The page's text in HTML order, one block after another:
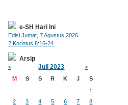
e-SH Hari Ini
Edisi Jumat, 7 Agustus 2026
2 Korintus 8:16-24
Arsip
< Juli 2023
>
M
S S R K J S
1
2
3 4 5 6 7
8